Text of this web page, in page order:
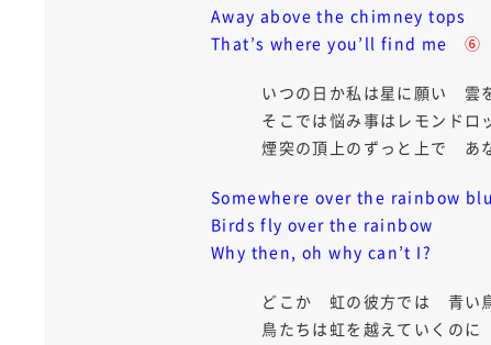
Away above the chimney tops
That’s where you’ll find me⑥
いつの日か私は星に願い 雲を
そこでは悩み事はレモンドロッ
煙突の頂上のずっと上で あな
Somewhere over the rainbow
Birds fly over the rainbow
Why then, oh why can’t I?
どこか 虹の彼方では 青い鳥
鳥たちは虹を越えていくのに